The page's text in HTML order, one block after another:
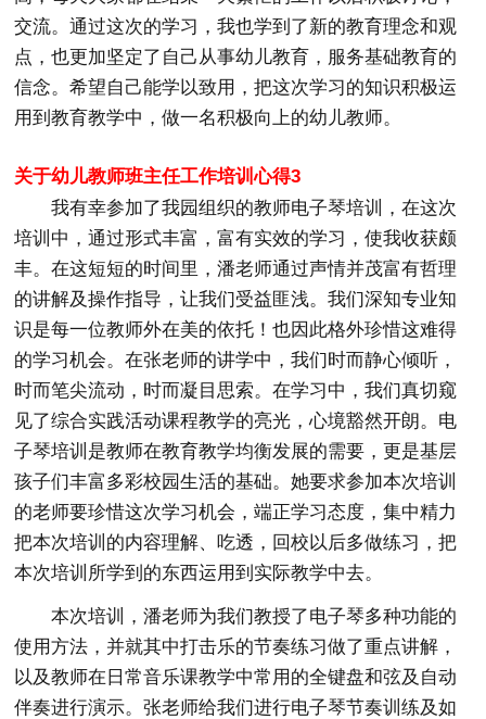
交流。通过这次的学习，我也学到了新的教育理念和观
点，也更加坚定了自己从事幼儿教育，服务基础教育的
信念。希望自己能学以致用，把这次学习的知识积极运
用到教育教学中，做一名积极向上的幼儿教师。
关于幼儿教师班主任工作培训心得3
我有幸参加了我园组织的教师电子琴培训，在这次
培训中，通过形式丰富，富有实效的学习，使我收获颇
丰。在这短短的时间里，潘老师通过声情并茂富有哲理
的讲解及操作指导，让我们受益匪浅。我们深知专业知
识是每一位教师外在美的依托！也因此格外珍惜这难得
的学习机会。在张老师的讲学中，我们时而静心倾听，
时而笔尖流动，时而凝目思索。在学习中，我们真切窥
见了综合实践活动课程教学的亮光，心境豁然开朗。电
子琴培训是教师在教育教学均衡发展的需要，更是基层
孩子们丰富多彩校园生活的基础。她要求参加本次培训
的老师要珍惜这次学习机会，端正学习态度，集中精力
把本次培训的内容理解、吃透，回校以后多做练习，把
本次培训所学到的东西运用到实际教学中去。
本次培训，潘老师为我们教授了电子琴多种功能的
使用方法，并就其中打击乐的节奏练习做了重点讲解，
以及教师在日常音乐课教学中常用的全键盘和弦及自动
伴奏进行演示。张老师给我们进行电子琴节奏训练及如